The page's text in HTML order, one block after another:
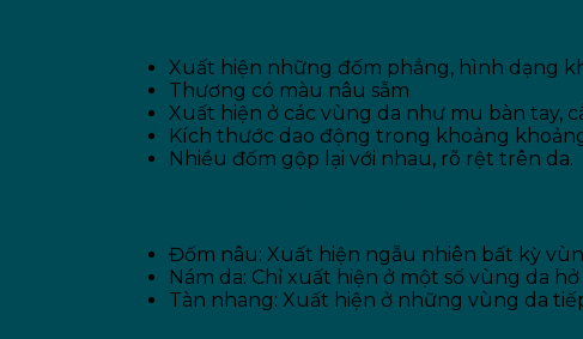
Xuất hiện những đốm phẳng, hình dạng
Thương có màu nâu sẫm
Xuất hiện ở các vùng da như mu bàn tay,
Kích thước dao động trong khoảng
Nhiều đốm gộp lại với nhau, rõ rệt trên da.
Đốm nâu: Xuất hiện ngẫu nhiên bất kỳ
Nám da: Chỉ xuất hiện ở một số vùng da
Tàn nhang: Xuất hiện ở những vùng da